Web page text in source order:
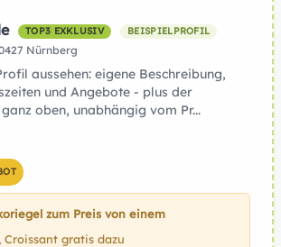
TOP3 EXKLUSIV BEISPIELPROFIL
Nürnberg
aussehen: eigene Beschreibung,
und Angebote - plus der
oben, unabhängig vom Pr...
zum Preis von einem
gratis dazu